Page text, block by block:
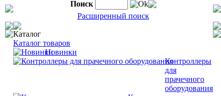
Поиск
Ok
Расширенный поиск
Каталог
Каталог товаров
Новинки
Контроллеры
для
прачечного
оборудования